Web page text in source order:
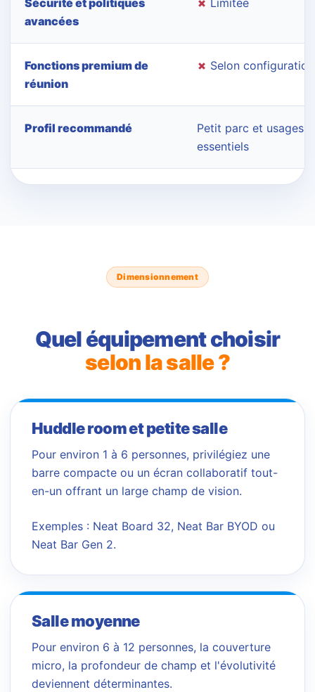
avancées
Fonctions premium de
réunion
✗ Selon configuration
Profil recommandé
Petit parc et usages
essentiels
Dimensionnement
Quel équipement choisir
selon la salle ?
Huddle room et petite salle
Pour environ 1 à 6 personnes, privilégiez une
barre compacte ou un écran collaboratif tout-
en-un offrant un large champ de vision.
Exemples : Neat Board 32, Neat Bar BYOD ou
Neat Bar Gen 2.
Salle moyenne
Pour environ 6 à 12 personnes, la couverture
micro, la profondeur de champ et l'évolutivité
deviennent déterminantes.